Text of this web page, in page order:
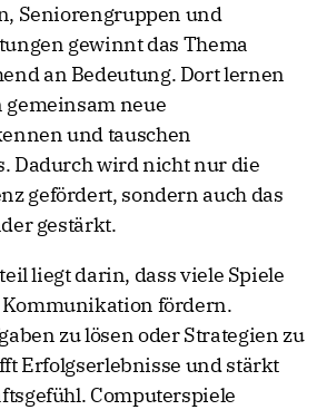
Seniorengruppen und
gewinnt das Thema
an Bedeutung. Dort lernen
gemeinsam neue
und tauschen
Dadurch wird nicht nur die
gefördert, sondern auch das
gestärkt.
liegt darin, dass viele Spiele
fördern.
zu lösen oder Strategien zu
Erfolgserlebnisse und stärkt
Computerspiele